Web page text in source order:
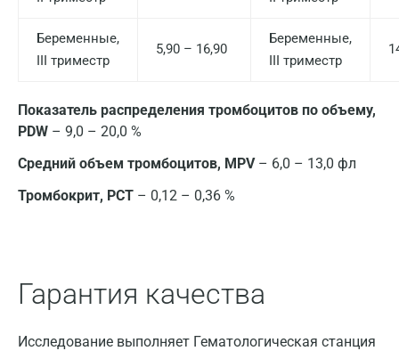
Беременные,
III триместр
5,90 – 16,90
Беременные,
III триместр
Показатель распределения тромбоцитов по объему,
PDW – 9,0 – 20,0 %
Средний объем тромбоцитов, MPV– 6,0 – 13,0 фл
Тромбокрит, PCT – 0,12 – 0,36 %
Гарантия качества
Исследование выполняет Гематологическая станция
Липецк
Лобня
Люберцы
Мурманск